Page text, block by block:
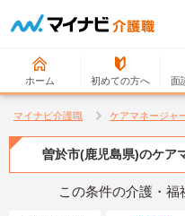
ホーム 初めての方へ 面
マイナビ介護職 ケアマネージャ
曽於市(鹿児島県)のケア
この条件の介護・福